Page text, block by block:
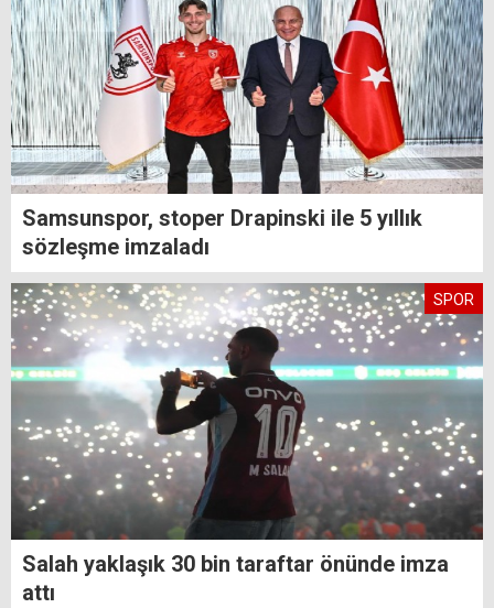
Samsunspor, stoper Drapinski ile 5 yıllık
sözleşme imzaladı
SPOR
Salah yaklaşık 30 bin taraftar önünde imza
attı